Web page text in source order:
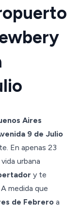
Aires
9 de Julio
En apenas 23
urbana
y te
medida que
de Febrero a